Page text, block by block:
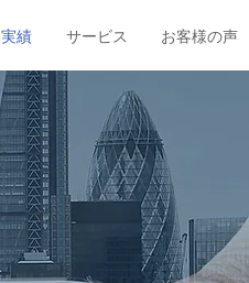
実績 サービス お客様の声